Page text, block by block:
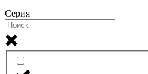
Серия